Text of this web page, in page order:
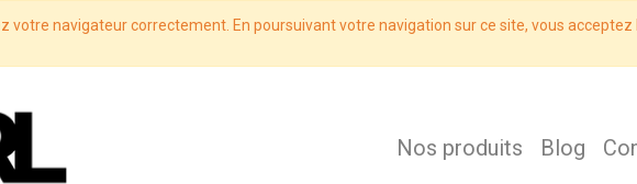
votre navigateur correctement. En poursuivant votre navigation sur ce site, vous acceptez
Nos produits Blog